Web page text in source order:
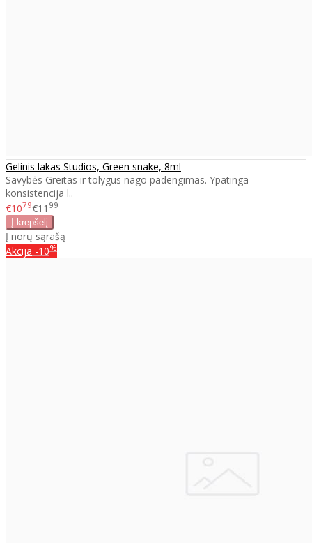
Gelinis lakas Studios, Green snake, 8ml
Savybės Greitas ir tolygus nago padengimas. Ypatinga
konsistencija l..
€1079€11 99
Į norų sąrašą
Akcija -10%